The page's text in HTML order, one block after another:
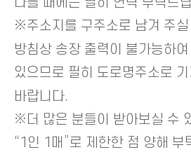
다를 때에는 필히 연락 부탁드
※주소지를 구주소로 남겨 주
방침상 송장 출력이 불가능하
있으므로 필히 도로명주소로 기
바랍니다.
※더 많은 분들이 받아보실 수
“1인 1매”로 제한한 점 양해 부